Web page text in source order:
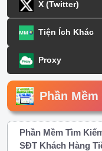
X (Twitter)
Tiện Ích Khác
Proxy
Phần
Phần Mềm Tìm
SĐT Khách Hàng